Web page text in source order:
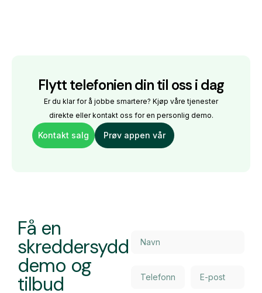
Flytt telefonien din til oss i dag
Er du klar for å jobbe smartere? Kjøp våre tjenester
direkte eller kontakt oss for en personlig demo.
Kontakt salg Prøv appen vår
Få en
skreddersydd
demo og
tilbud